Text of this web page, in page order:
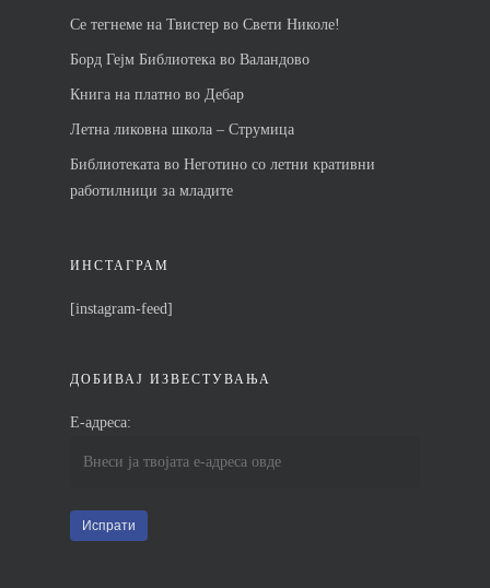
Се тегнеме на Твистер во Свети Николе!
Борд Гејм Библиотека во Валандово
Книга на платно во Дебар
Летна ликовна школа – Струмица
Библиотеката во Неготино со летни кративни
работилници за младите
ИНСТАГРАМ
[instagram-feed]
ДОБИВАЈ ИЗВЕСТУВАЊА
Е-адреса:
Новости
Контакт